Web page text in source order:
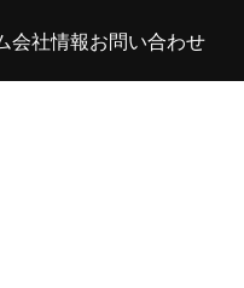
会社情報お問い合わせ